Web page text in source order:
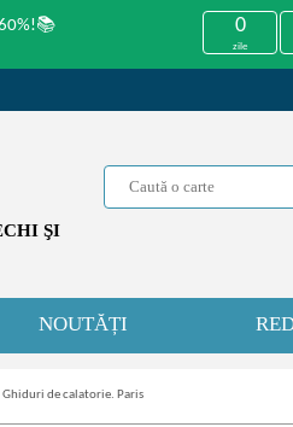
60%!📚 0
zile
ŞI
NOUTĂȚI
Ghiduri de calatorie. Paris